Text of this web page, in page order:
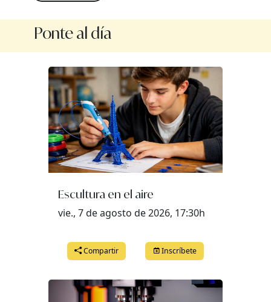
Ponte al día
Escultura en el aire
vie., 7 de agosto de 2026, 17:30h
Compartir Inscríbete